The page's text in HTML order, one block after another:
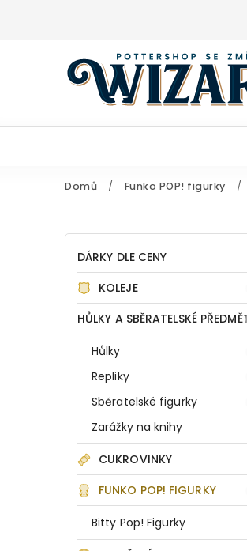
Domů / Funko POP! figurky /
DÁRKY DLE CENY
KOLEJE
HŮLKY A SBĚRATELSKÉ
Hůlky
Repliky
Sběratelské figurky
Zarážky na knihy
CUKROVINKY
FUNKO POP! FIGURKY
Bitty Pop! Figurky